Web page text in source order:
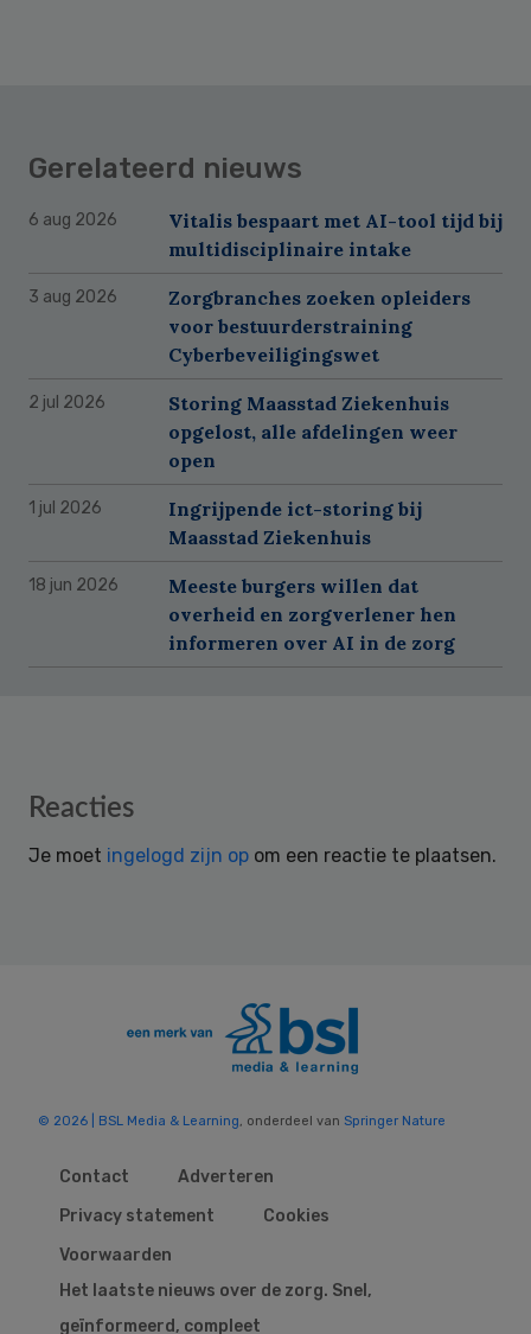
Gerelateerd nieuws
6 aug 2026
Vitalis bespaart met AI-tool tijd bij
multidisciplinaire intake
3 aug 2026
Zorgbranches zoeken opleiders
voor bestuurderstraining
Cyberbeveiligingswet
2 jul 2026
Storing Maasstad Ziekenhuis
opgelost, alle afdelingen weer
open
1 jul 2026
Ingrijpende ict-storing bij
Maasstad Ziekenhuis
18 jun 2026
Meeste burgers willen dat
overheid en zorgverlener hen
informeren over AI in de zorg
Reader
Reacties
Je moet ingelogd zijn op om een reactie te plaatsen.
© 2026 | BSL Media & Learning , onderdeel van Springer Nature
Contact
Adverteren
Privacy statement
Cookies
Voorwaarden
Het laatste nieuws over de zorg. Snel,
geïnformeerd, compleet